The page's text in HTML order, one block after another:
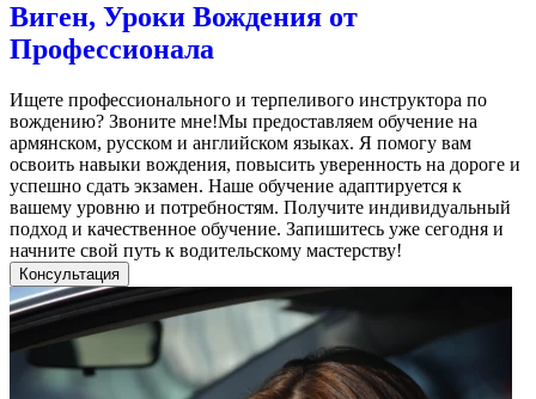
Виген, Уроки Вождения от
Профессионала
Ищете профессионального и терпеливого инструктора по
вождению? Звоните мне!Мы предоставляем обучение на
армянском, русском и английском языках. Я помогу вам
освоить навыки вождения, повысить уверенность на дороге и
успешно сдать экзамен. Наше обучение адаптируется к
вашему уровню и потребностям. Получите индивидуальный
подход и качественное обучение. Запишитесь уже сегодня и
начните свой путь к водительскому мастерству!
Консультация